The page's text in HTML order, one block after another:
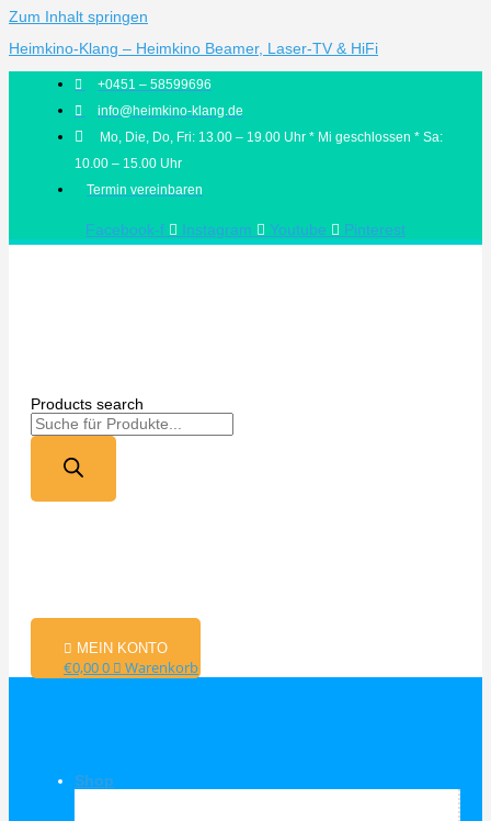
Zum Inhalt springen
Heimkino-Klang – Heimkino Beamer, Laser-TV & HiFi
+0451 – 58599696
info@heimkino-klang.de
Mo, Die, Do, Fri: 13.00 – 19.00 Uhr * Mi geschlossen * Sa:
10.00 – 15.00 Uhr
Termin vereinbaren
Facebook-f Instagram Youtube Pinterest
Products search
MEIN KONTO
€0,000 Warenkorb
Shop